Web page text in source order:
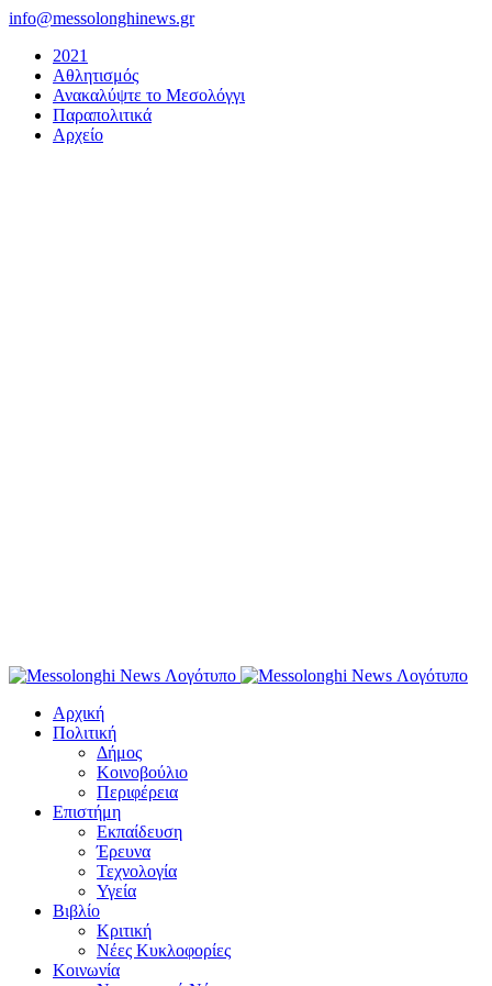
Μετάβαση
περιεχόμενο
info@messolonghinews.gr
2021
Αθλητισμός
Ανακαλύψτε το Μεσολόγγι
Παραπολιτικά
Αρχείο
Αρχική
Πολιτική
Δήμος
Κοινοβούλιο
Περιφέρεια
Επιστήμη
Εκπαίδευση
Έρευνα
Τεχνολογία
Υγεία
Βιβλίο
Κριτική
Νέες Κυκλοφορίες
Κοινωνία